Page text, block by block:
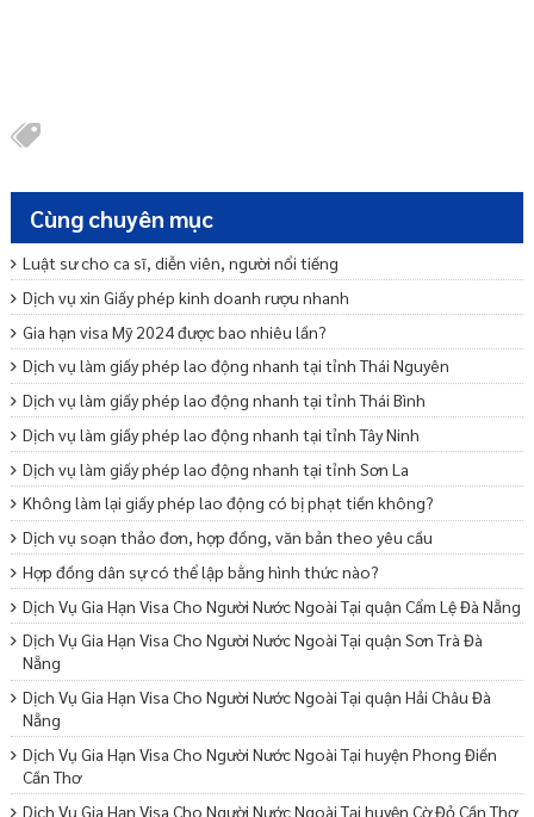
Cùng chuyên mục
Luật sư cho ca sĩ, diễn viên, người nổi tiếng
Dịch vụ xin Giấy phép kinh doanh rượu nhanh
Gia hạn visa Mỹ 2024 được bao nhiêu lần?
Dịch vụ làm giấy phép lao động nhanh tại tỉnh Thái Nguyên
Dịch vụ làm giấy phép lao động nhanh tại tỉnh Thái Bình
Dịch vụ làm giấy phép lao động nhanh tại tỉnh Tây Ninh
Dịch vụ làm giấy phép lao động nhanh tại tỉnh Sơn La
Không làm lại giấy phép lao động có bị phạt tiền không?
Dịch vụ soạn thảo đơn, hợp đồng, văn bản theo yêu cầu
Hợp đồng dân sự có thể lập bằng hình thức nào?
Dịch Vụ Gia Hạn Visa Cho Người Nước Ngoài Tại quận Cẩm Lệ Đà Nẵng
Dịch Vụ Gia Hạn Visa Cho Người Nước Ngoài Tại quận Sơn Trà Đà
Nẵng
Dịch Vụ Gia Hạn Visa Cho Người Nước Ngoài Tại quận Hải Châu Đà
Nẵng
Dịch Vụ Gia Hạn Visa Cho Người Nước Ngoài Tại huyện Phong Điền
Cần Thơ
Dịch Vụ Gia Hạn Visa Cho Người Nước Ngoài Tại huyện Cờ Đỏ Cần Thơ